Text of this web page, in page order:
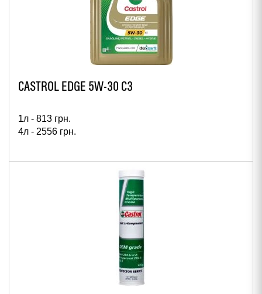
CASTROL EDGE 5W-30 C3
1л - 813 грн.
4л - 2556 грн.